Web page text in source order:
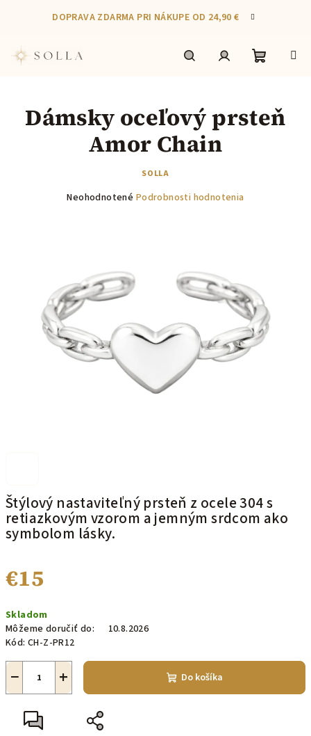
DOPRAVA ZDARMA PRI NÁKUPE OD 24,90 €
košík
Štýlový nastaviteľný prsteň z ocele 304 s
retiazkovým vzorom a jemným srdcom ako
symbolom lásky.
€15
cena:
Skladom
Môžeme doručiť do:
10.8.2026
Kód: CH-Z-PR12
+
− Do košíka
Dámsky oceľový prsteň
Amor Chain
SOLLA
Priemerné
5
hviezdičiek.
Neohodnotené Podrobnosti hodnotenia